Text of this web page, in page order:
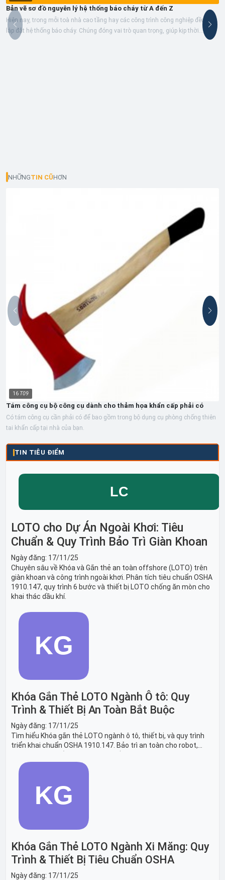
Bản vẽ sơ đồ nguyên lý hệ thống báo cháy từ A đến Z
Hiện nay, trong mỗi toà nhà cao tầng hay các công trình công nghiệp đều cần
lắp đặt hệ thống báo cháy. Chúng đóng vai trò quan trọng, giúp kịp thời...
NHỮNGTIN CŨHƠN
16 T09
Tám công cụ bộ công cụ dành cho thảm họa khẩn cấp phải có
Có tám công cụ cần phải có để bao gồm trong bộ dụng cụ phòng chống thiên
tai khẩn cấp tại nhà của bạn.
TIN TIÊU ĐIỂM
LOTO cho Dự Án Ngoài Khơi: Tiêu
Chuẩn & Quy Trình Bảo Trì Giàn Khoan
Ngày đăng: 17/11/25
Chuyên sâu về Khóa và Gắn thẻ an toàn offshore (LOTO) trên
giàn khoan và công trình ngoài khơi. Phân tích tiêu chuẩn OSHA
1910.147, quy trình 6 bước và thiết bị LOTO chống ăn mòn cho
khai thác dầu khí.
Khóa Gắn Thẻ LOTO Ngành Ô tô: Quy
Trình & Thiết Bị An Toàn Bắt Buộc
Ngày đăng: 17/11/25
Tìm hiểu Khóa gắn thẻ LOTO ngành ô tô, thiết bị, và quy trình
triển khai chuẩn OSHA 1910.147. Bảo trì an toàn cho robot,
Khóa Gắn Thẻ LOTO Ngành Xi Măng: Quy
Trình & Thiết Bị Tiêu Chuẩn OSHA
Ngày đăng: 17/11/25